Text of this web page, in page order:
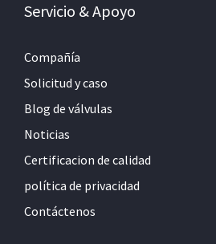
Servicio & Apoyo
Compañía
Solicitud y caso
Blog de válvulas
Noticias
Certificacion de calidad
política de privacidad
Contáctenos